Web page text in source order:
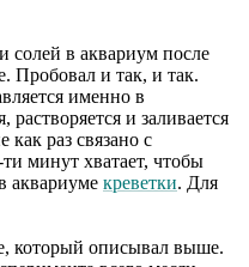
солей в аквариум после
Пробовал и так, и так.
именно в
и заливается
раз связано с
минут хватает, чтобы
аквариуме креветки. Для
который описывал выше.